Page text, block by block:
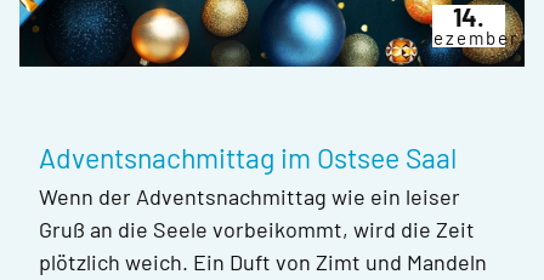
14.
Dezember
Adventsnachmittag im Ostsee Saal
Wenn der Adventsnachmittag wie ein leiser
Gruß an die Seele vorbeikommt, wird die Zeit
plötzlich weich. Ein Duft von Zimt und Mandeln